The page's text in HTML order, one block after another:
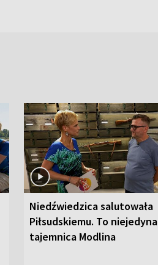
Niedźwiedzica salutowała
Piłsudskiemu. To niejedyna
tajemnica Modlina